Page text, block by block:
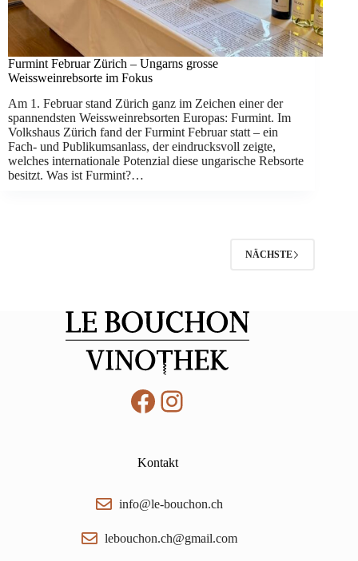
Furmint Februar Zürich – Ungarns grosse
Weissweinrebsorte im Fokus
Am 1. Februar stand Zürich ganz im Zeichen einer der
spannendsten Weissweinrebsorten Europas: Furmint. Im
Volkshaus Zürich fand der Furmint Februar statt – ein
Fach- und Publikumsanlass, der eindrucksvoll zeigte,
welches internationale Potenzial diese ungarische Rebsorte
besitzt. Was ist Furmint?…
NÄCHSTE
Facebook
Instagram
Kontakt
info@le-bouchon.ch
lebouchon.ch@gmail.com